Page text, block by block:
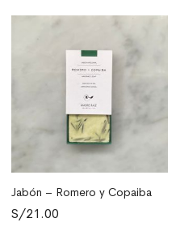
AÑADIR AL CARRITO
Jabón – Romero y Copaiba
S/21.00